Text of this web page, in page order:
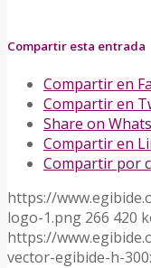
Compartir esta entrada
Compartir en
Compartir en
Share on
Compartir en
Compartir por
https://
logo-1.png 266 420
https://
vector-egibide-h-